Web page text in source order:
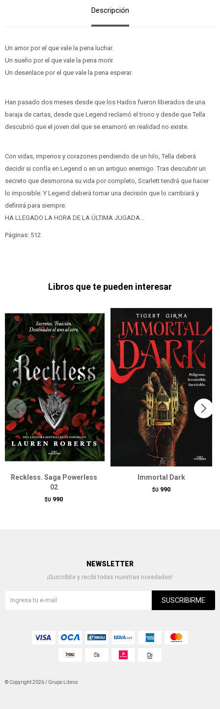
Descripción
Un amor por el que vale la pena luchar.
Un sueño por el que vale la pena morir.
Un desenlace por el que vale la pena esperar.
Han pasado dos meses desde que los Hados fueron liberados de una
baraja de cartas, desde que Legend reclamó el trono y desde que Tella
descubrió que el joven del que se enamoró en realidad no existe.
Con vidas, imperios y corazones pendiendo de un hilo, Tella deberá
decidir si confía en Legend o en un antiguo enemigo. Tras descubrir un
secreto que desmorona su vida por completo, Scarlett tendrá que hacer
lo imposible. Y Legend deberá tomar una decisión que lo cambiará y
definirá para siempre.
HA LLEGADO LA HORA DE LA ÚLTIMA JUGADA...
Páginas: 512
Libros que te pueden interesar
Reckless. Saga Powerless
02
$U 990
Immortal Dark
$U 990
NEWSLETTER
¡Suscribite y recibí todas nuestras novedades!
SUSCRIBIRME
© Copyright 2026 / Grupo Libros